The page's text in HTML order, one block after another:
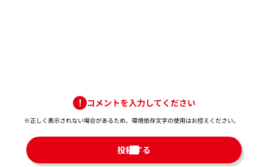
コメントを入力してください
※正しく表示されない場合があるため、環境依存文字の使用はお控えください。​
投稿する